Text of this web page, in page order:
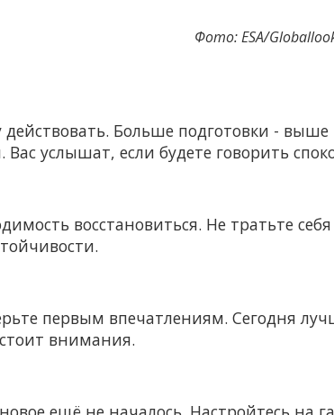
Фото: ESA/
Больше подготовки - выше
услышат, если будете говорить
восстановиться. Не тратьте
первым впечатлениям. Сегодня
внимания.